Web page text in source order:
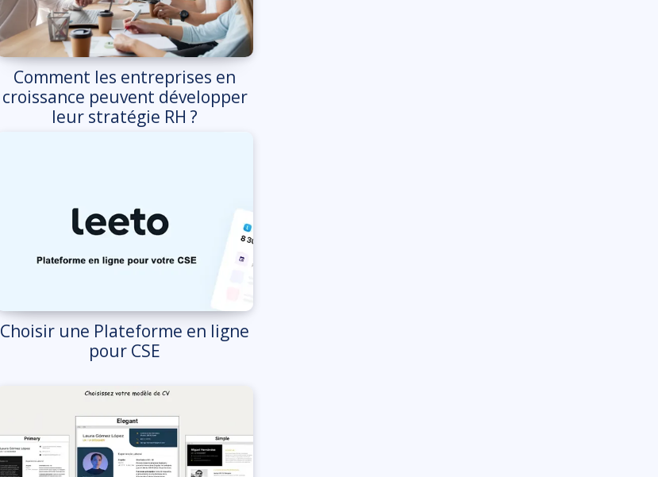
Comment les entreprises en
croissance peuvent développer
leur stratégie RH ?
Choisir une Plateforme en ligne
pour CSE